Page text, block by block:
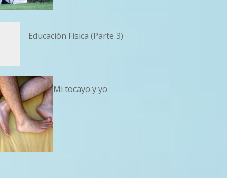
Educación Fisica (Parte 3)
Mi tocayo y yo